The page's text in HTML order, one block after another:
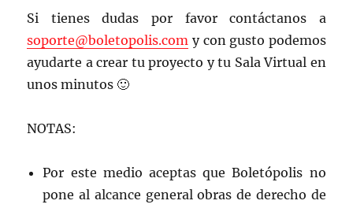
Si tienes dudas por favor contáctanos a
soporte@boletopolis.com y con gusto podemos
ayudarte a crear tu proyecto y tu Sala Virtual en
unos minutos 🙂
NOTAS:
Por este medio aceptas que Boletópolis no
pone al alcance general obras de derecho de